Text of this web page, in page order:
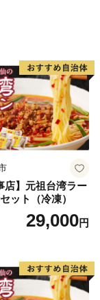
店】元祖台湾ラー
ット（冷凍）
29,000円